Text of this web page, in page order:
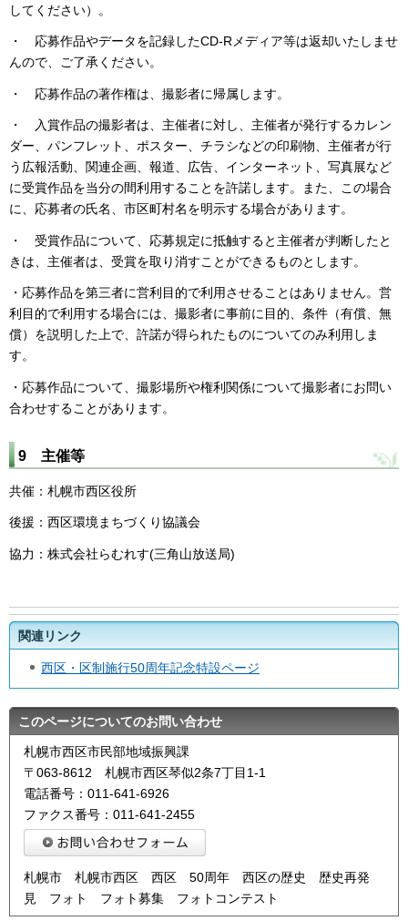
してください）。
・ 応募作品やデータを記録したCD-Rメディア等は返却いたしませ
んので、ご了承ください。
・ 応募作品の著作権は、撮影者に帰属します。
・ 入賞作品の撮影者は、主催者に対し、主催者が発行するカレン
ダー、パンフレット、ポスター、チラシなどの印刷物、主催者が行
う広報活動、関連企画、報道、広告、インターネット、写真展など
に受賞作品を当分の間利用することを許諾します。また、この場合
に、応募者の氏名、市区町村名を明示する場合があります。
・ 受賞作品について、応募規定に抵触すると主催者が判断したと
きは、主催者は、受賞を取り消すことができるものとします。
・応募作品を第三者に営利目的で利用させることはありません。営
利目的で利用する場合には、撮影者に事前に目的、条件（有償、無
償）を説明した上で、許諾が得られたものについてのみ利用しま
す。
・応募作品について、撮影場所や権利関係について撮影者にお問い
合わせすることがあります。
9 主催等
共催：札幌市西区役所
後援：西区環境まちづくり協議会
協力：株式会社らむれす(三角山放送局)
関連リンク
西区・区制施行50周年記念特設ページ
このページについてのお問い合わせ
札幌市西区市民部地域振興課
〒063-8612 札幌市西区琴似2条7丁目1-1
電話番号：011-641-6926
ファクス番号：011-641-2455
札幌市 札幌市西区 西区 50周年 西区の歴史 歴史再発
見 フォト フォト募集 フォトコンテスト